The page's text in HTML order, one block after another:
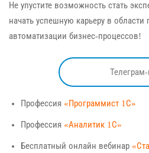
Не упустите возможность стать
начать успешную карьеру в
автоматизации бизнес-процессов!
Профессия «Программист 1С»
Профессия «Аналитик 1С»
Бесплатный онлайн вебинар